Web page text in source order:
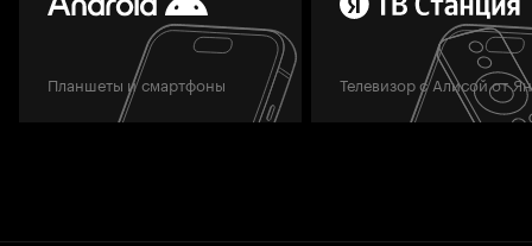
Планшеты и смартфоны Телевизор с Алисой от